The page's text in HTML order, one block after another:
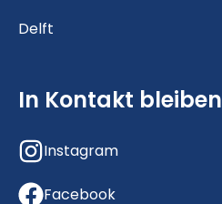
Delft
In Kontakt bleiben
Instagram
Facebook